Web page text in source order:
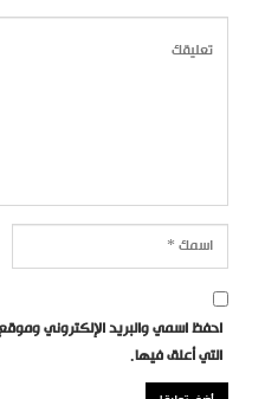
احفظ اسمي والبريد الإلكتروني
التي أعلق فيها.